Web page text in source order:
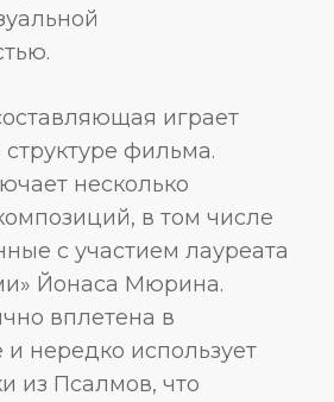
играет
фильма.
несколько
в том числе
с участием лауреата
Йонаса Мюрина.
вплетена в
и нередко использует
из Псалмов, что